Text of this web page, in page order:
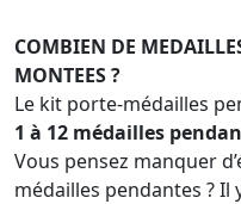
COMBIEN DE
MONTEES ?
Le kit porte-médailles
1 à 12 médailles
Vous pensez manquer
médailles pendantes ? Il